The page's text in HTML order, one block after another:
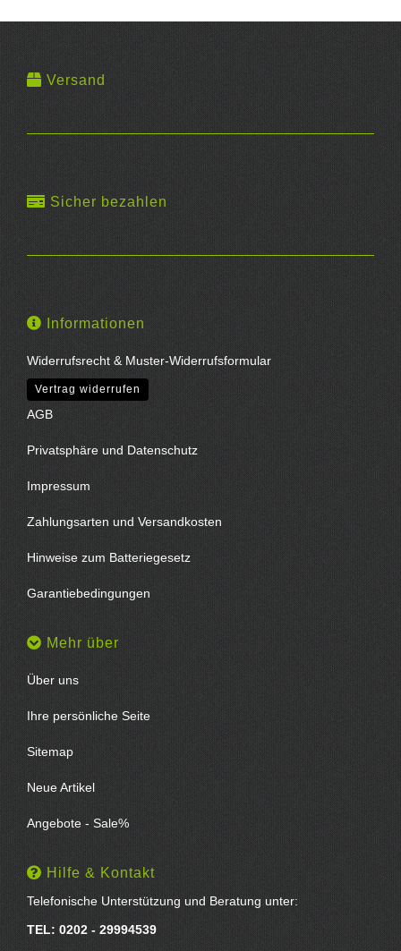
Versand
Sicher bezahlen
Informationen
Widerrufsrecht & Muster-Widerrufsformular
Vertrag widerrufen
AGB
Privatsphäre und Datenschutz
Impressum
Zahlungsarten und Versandkosten
Hinweise zum Batteriegesetz
Garantiebedingungen
Mehr über
Über uns
Ihre persönliche Seite
Sitemap
Neue Artikel
Angebote - Sale%
Hilfe & Kontakt
Telefonische Unterstützung und Beratung unter:
TEL: 0202 - 29994539